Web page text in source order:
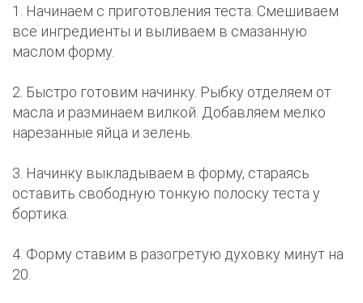
1. Начинаем с приготовления теста. Смешиваем
все ингредиенты и выливаем в смазанную
маслом форму.
2. Быстро готовим начинку. Рыбку отделяем от
масла и разминаем вилкой. Добавляем мелко
нарезанные яйца и зелень.
3. Начинку выкладываем в форму, стараясь
оставить свободную тонкую полоску теста у
бортика.
4. Форму ставим в разогретую духовку минут на
20.